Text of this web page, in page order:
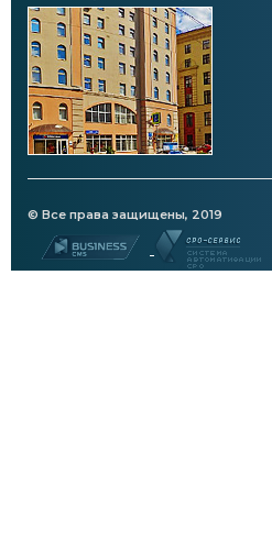
© Все права защищены, 2019